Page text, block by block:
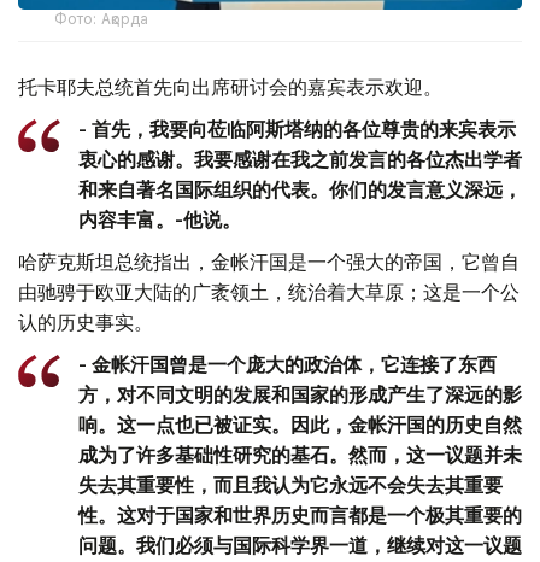
Фото: Ақорда
托卡耶夫总统首先向出席研讨会的嘉宾表示欢迎。
- 首先，我要向莅临阿斯塔纳的各位尊贵的来宾表示
衷心的感谢。我要感谢在我之前发言的各位杰出学者
和来自著名国际组织的代表。你们的发言意义深远，
内容丰富。-他说。
哈萨克斯坦总统指出，金帐汗国是一个强大的帝国，它曾自
由驰骋于欧亚大陆的广袤领土，统治着大草原；这是一个公
认的历史事实。
- 金帐汗国曾是一个庞大的政治体，它连接了东西
方，对不同文明的发展和国家的形成产生了深远的影
响。这一点也已被证实。因此，金帐汗国的历史自然
成为了许多基础性研究的基石。然而，这一议题并未
失去其重要性，而且我认为它永远不会失去其重要
性。这对于国家和世界历史而言都是一个极其重要的
问题。我们必须与国际科学界一道，继续对这一议题